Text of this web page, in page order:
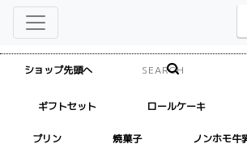
ショップ先頭へ
ギフトセット ロールケーキ
プリン 焼菓子 ノンホモ牛